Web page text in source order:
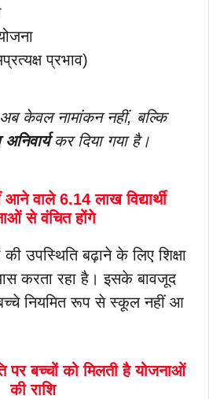
प्रभाव)
केवल नामांकन नहीं, बल्कि
कर दिया गया है।
वाले 6.14 लाख विद्यार्थी
से वंचित होंगे
उपस्थिति बढ़ाने के लिए शिक्षा
करता रहा है। इसके बावजूद
नियमित रूप से स्कूल नहीं आ
पर बच्चों को मिलती है योजनाओं
की राशि